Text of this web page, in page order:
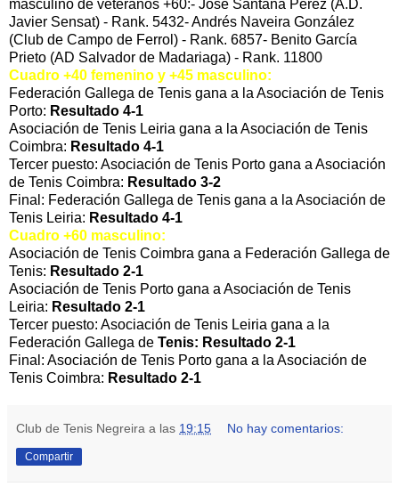
masculino de veteranos +60:- José Santana Pérez (A.D.
Javier Sensat) - Rank. 5432- Andrés Naveira González
(Club de Campo de Ferrol) - Rank. 6857- Benito García
Prieto (AD Salvador de Madariaga) - Rank. 11800
Cuadro +40 femenino y +45 masculino:
Federación Gallega de Tenis gana a la Asociación de Tenis
Porto: Resultado 4-1
Asociación de Tenis Leiria gana a la Asociación de Tenis
Coimbra: Resultado 4-1
Tercer puesto: Asociación de Tenis Porto gana a Asociación
de Tenis Coimbra: Resultado 3-2
Final: Federación Gallega de Tenis gana a la Asociación de
Tenis Leiria: Resultado 4-1
Cuadro +60 masculino:
Asociación de Tenis Coimbra gana a Federación Gallega de
Tenis: Resultado 2-1
Asociación de Tenis Porto gana a Asociación de Tenis
Leiria: Resultado 2-1
Tercer puesto: Asociación de Tenis Leiria gana a la
Federación Gallega de Tenis: Resultado 2-1
Final: Asociación de Tenis Porto gana a la Asociación de
Tenis Coimbra: Resultado 2-1
Club de Tenis Negreira a las 19:15 No hay comentarios:
Compartir